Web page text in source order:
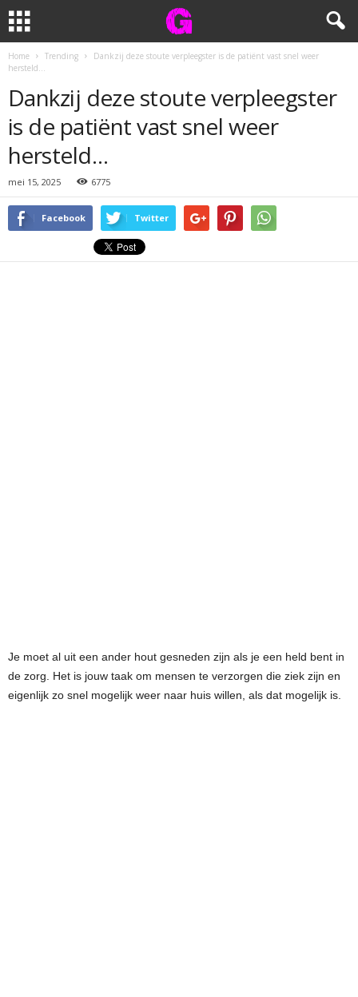
Home Trending
Dankzij deze stoute verpleegster is de patiënt vast snel weer
hersteld…
Dankzij deze stoute verpleegster
is de patiënt vast snel weer
hersteld…
mei 15, 2025 6775
Facebook Twitter
Je moet al uit een ander hout gesneden zijn als je een held bent in
de zorg. Het is jouw taak om mensen te verzorgen die ziek zijn en
eigenlijk zo snel mogelijk weer naar huis willen, als dat mogelijk is.